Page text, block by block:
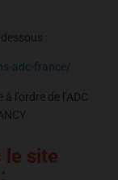
:
adc-france/
l’ordre de l’ADC
le site